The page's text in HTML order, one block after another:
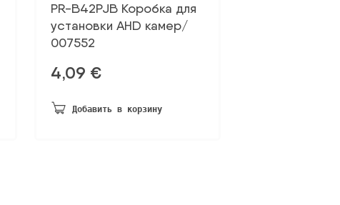
PR-B42PJB Коробка для
установки AHD камер/
007552
4,09 €
Добавить в корзину